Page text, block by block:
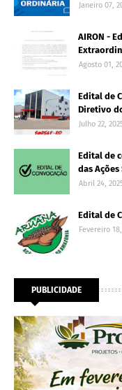
Janeiro 07,
AIRON -
Agosto 01,
Edital de
Diretivo
Julho 22,
Edital de
das Ações
Abril 24,
Edital de
Fevereiro
PUBLICIDADE